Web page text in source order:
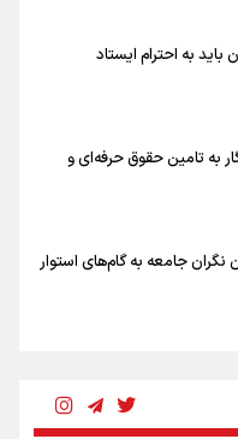
درباره چگونگی شهادت اجتناب
باید به احترام ایستاد
به تامین حقوق حرفه‌ای و
جامعه به گام‌های استوار